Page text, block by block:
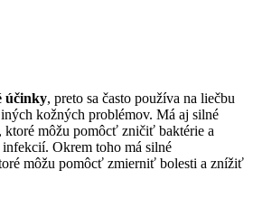
účinky, preto sa často používa na liečbu
kožných problémov. Má aj silné
, ktoré môžu pomôcť zničiť baktérie a
Okrem toho má silné
môžu pomôcť zmierniť bolesti a znížiť